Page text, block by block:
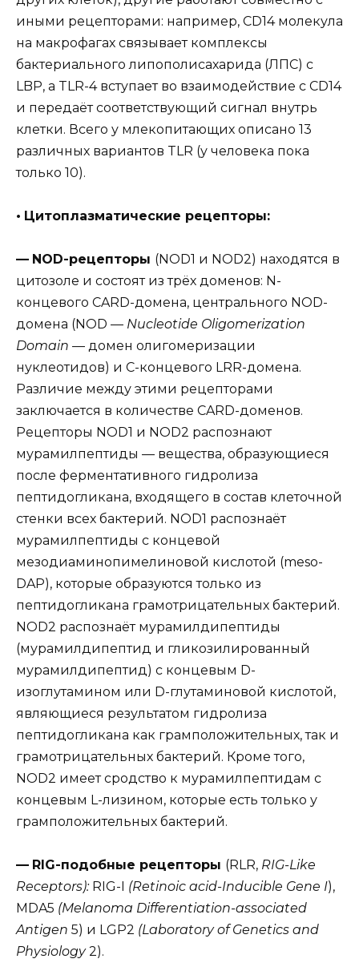
иными рецепторами: например, CD14 молекула
на макрофагах связывает комплексы
бактериального липополисахарида (ЛПС) с
LBP, а TLR-4 вступает во взаимодействие с CD14
и передаёт соответствующий сигнал внутрь
клетки. Всего у млекопитающих описано 13
различных вариантов TLR (у человека пока
только 10).
• Цитоплазматические рецепторы:
— NOD-рецепторы (NOD1 и NOD2) находятся в
цитозоле и состоят из трёх доменов: N-
концевого CARD-домена, центрального NOD-
домена (NOD — Nucleotide Oligomerization
Domain — домен олигомеризации
нуклеотидов) и C-концевого LRR-домена.
Различие между этими рецепторами
заключается в количестве CARD-доменов.
Рецепторы NOD1 и NOD2 распознают
мурамилпептиды — вещества, образующиеся
после ферментативного гидролиза
пептидогликана, входящего в состав клеточной
стенки всех бактерий. NOD1 распознаёт
мурамилпептиды с концевой
мезодиаминопимелиновой кислотой (meso-
DAP), которые образуются только из
пептидогликана грамотрицательных бактерий.
NOD2 распознаёт мурамилдипептиды
(мурамилдипептид и гликозилированный
мурамилдипептид) с концевым D-
изоглутамином или D-глутаминовой кислотой,
являющиеся результатом гидролиза
пептидогликана как грамположительных, так и
грамотрицательных бактерий. Кроме того,
NOD2 имеет сродство к мурамилпептидам с
концевым L-лизином, которые есть только у
грамположительных бактерий.
— RIG-подобные рецепторы (RLR, RIG-Like
Receptors): RIG-I (Retinoic acid-Inducible Gene I),
MDA5 (Melanoma Differentiation-associated
Antigen 5) и LGP2 (Laboratory of Genetics and
Physiology2).